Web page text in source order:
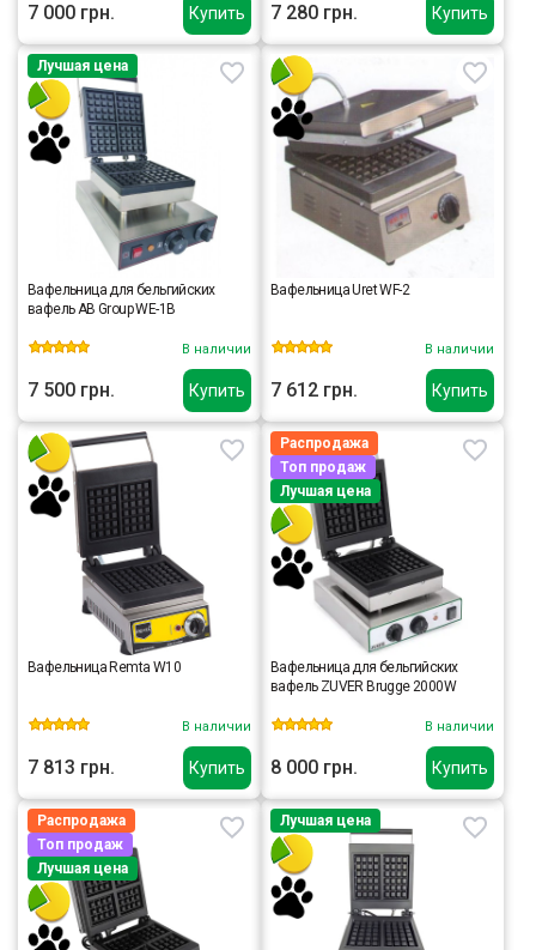
Купить
7 000 грн. Купить
7 280 грн.
Купить
Лучшая цена
Вафельница для бельгийских
вафель AB Group WE-1B
В наличии
7 500 грн. Купить
Вафельница Uret WF-2
В наличии
7 612 грн.
Купить
Вафельница Remta W10
В наличии
7 813 грн. Купить
Распродажа
Топ продаж
Лучшая цена
Вафельница для бельгийских
вафель ZUVER Brugge 2000W
В наличии
8 000 грн.
Распродажа
Топ продаж
Лучшая цена
Лучшая цена